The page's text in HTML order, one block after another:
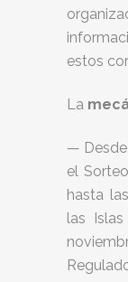
estos
La
—
el
hasta
las